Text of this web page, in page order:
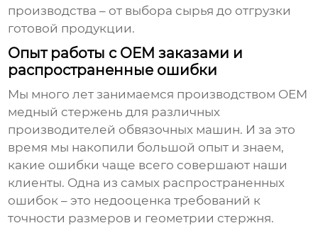
производства – от выбора сырья до отгрузки
готовой продукции.
Опыт работы с OEM заказами и
распространенные ошибки
Мы много лет занимаемся производством OEM
медный стержень для различных
производителей обвязочных машин. И за это
время мы накопили большой опыт и знаем,
какие ошибки чаще всего совершают наши
клиенты. Одна из самых распространенных
ошибок – это недооценка требований к
точности размеров и геометрии стержня.